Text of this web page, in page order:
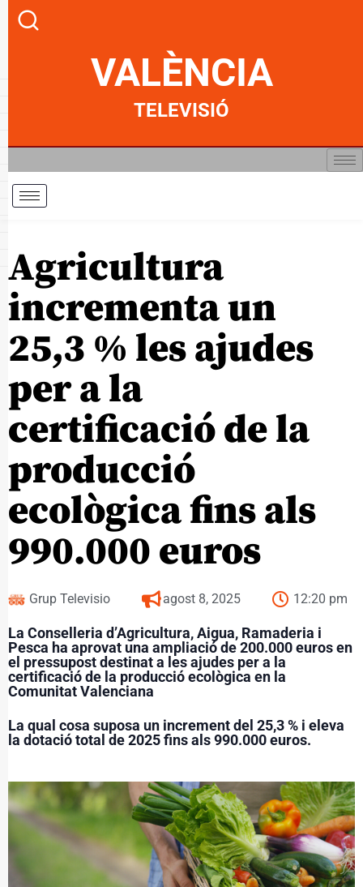
VALÈNCIA
TELEVISIÓ
Agricultura
incrementa un
25,3 % les ajudes
per a la
certificació de la
producció
ecològica fins als
990.000 euros
Grup Televisio agost 8, 2025 12:20 pm
La Conselleria d’Agricultura, Aigua, Ramaderia i
Pesca ha aprovat una ampliació de 200.000 euros en
el pressupost destinat a les ajudes per a la
certificació de la producció ecològica en la
Comunitat Valenciana
La qual cosa suposa un increment del 25,3 % i eleva
la dotació total de 2025 fins als 990.000 euros.